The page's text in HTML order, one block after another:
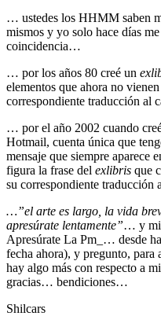
… ustedes los HHMM saben
mismos y yo solo hace días
coincidencia…
… por los años 80 creé un
elementos que ahora no
correspondiente traducción al
… por el año 2002 cuando
Hotmail, cuenta única que
mensaje que siempre aparece
figura la frase del exlibris que
su correspondiente traducción
…”el arte es largo, la vida
apresúrate lentamente”… y mi
Apresúrate La Pm_… desde
fecha ahora), y pregunto, para
hay algo más con respecto a
gracias… bendiciones…
Shilcars